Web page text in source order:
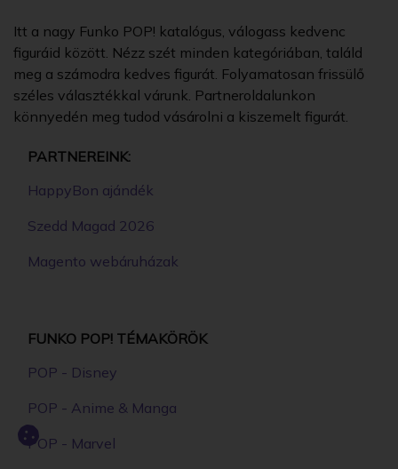
Itt a nagy Funko POP! katalógus, válogass kedvenc
figuráid között. Nézz szét minden kategóriában, találd
meg a számodra kedves figurát. Folyamatosan frissülő
széles választékkal várunk. Partneroldalunkon
könnyedén meg tudod vásárolni a kiszemelt figurát.
PARTNEREINK:
HappyBon ajándék
Szedd Magad 2026
Magento webáruházak
FUNKO POP! TÉMAKÖRÖK
POP - Disney
POP - Anime & Manga
POP - Marvel